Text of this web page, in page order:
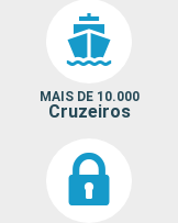
MAIS DE 10.000
Cruzeiros